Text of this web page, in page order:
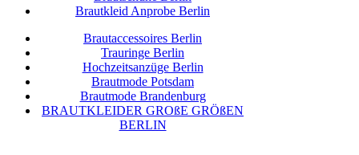
Braut­kleid Anpro­be Berlin
Braut­ac­ces­soires Berlin
Trau­rin­ge Berlin
Hoch­zeits­an­zü­ge Berlin
Braut­mo­de Potsdam
Braut­mo­de Brandenburg
BRAUT­KLEI­DER GRO­ßE GRÖ­ßEN
BERLIN